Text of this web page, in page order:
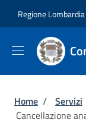
Regione Lombardia
Briciole
Home / Servizi
Cancellazione